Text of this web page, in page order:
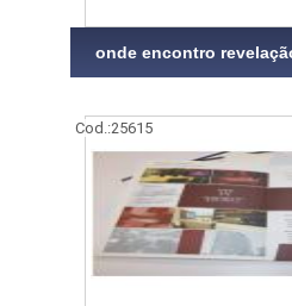
onde encontro
Cod.:25615